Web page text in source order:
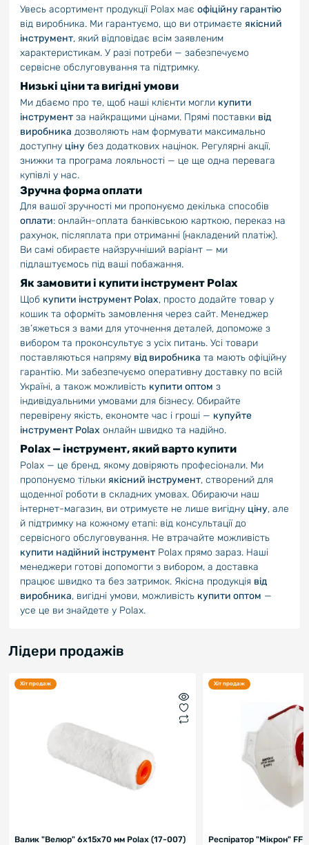
Увесь асортимент продукції Polax має офіційну гарантію
від виробника. Ми гарантуємо, що ви отримаєте якісний
інструмент, який відповідає всім заявленим
характеристикам. У разі потреби — забезпечуємо
сервісне обслуговування та підтримку.
Низькі ціни та вигідні умови
Ми дбаємо про те, щоб наші клієнти могли купити
інструмент за найкращими цінами. Прямі поставки від
виробника дозволяють нам формувати максимально
доступну ціну без додаткових націнок. Регулярні акції,
знижки та програма лояльності — це ще одна перевага
купівлі у нас.
Зручна форма оплати
Для вашої зручності ми пропонуємо декілька способів
оплати: онлайн-оплата банківською карткою, переказ на
рахунок, післяплата при отриманні (накладений платіж).
Ви самі обираєте найзручніший варіант — ми
підлаштуємось під ваші побажання.
Як замовити і купити інструмент Polax
Щоб купити інструмент Polax, просто додайте товар у
кошик та оформіть замовлення через сайт. Менеджер
зв’яжеться з вами для уточнення деталей, допоможе з
вибором та проконсультує з усіх питань. Усі товари
поставляються напряму від виробника та мають офіційну
гарантію. Ми забезпечуємо оперативну доставку по всій
Україні, а також можливість купити оптом з
індивідуальними умовами для бізнесу. Обирайте
перевірену якість, економте час і гроші — купуйте
інструмент Polax онлайн швидко та надійно.
Polax — інструмент, який варто купити
Polax — це бренд, якому довіряють професіонали. Ми
пропонуємо тільки якісний інструмент, створений для
щоденної роботи в складних умовах. Обираючи наш
інтернет-магазин, ви отримуєте не лише вигідну ціну, але
й підтримку на кожному етапі: від консультації до
сервісного обслуговування. Не втрачайте можливість
купити надійний інструмент Polax прямо зараз. Наші
менеджери готові допомогти з вибором, а доставка
працює швидко та без затримок. Якісна продукція від
виробника, вигідні умови, можливість купити оптом —
усе це ви знайдете у Polax.
Лідери продажів
Хіт продаж
Валик "Велюр" 6х15х70 мм Polax (17-007)
Хіт продаж
Респіратор "Мікрон"